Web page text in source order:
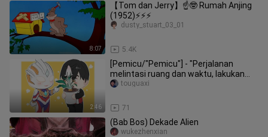
8:07
【Tom dan Jerry】☝🤓 Rumah Anjing
(1952)⚡⚡⚡
5.4K
dusty_stuart_03_01
2:46
[Pemicu/"Pemicu"] - "Perjalanan
melintasi ruang dan waktu, lakukan
yang terbaik, dan saya akan menda
71
touguaxi
(Bab Bos) Dekade Alien
wukezhenxian